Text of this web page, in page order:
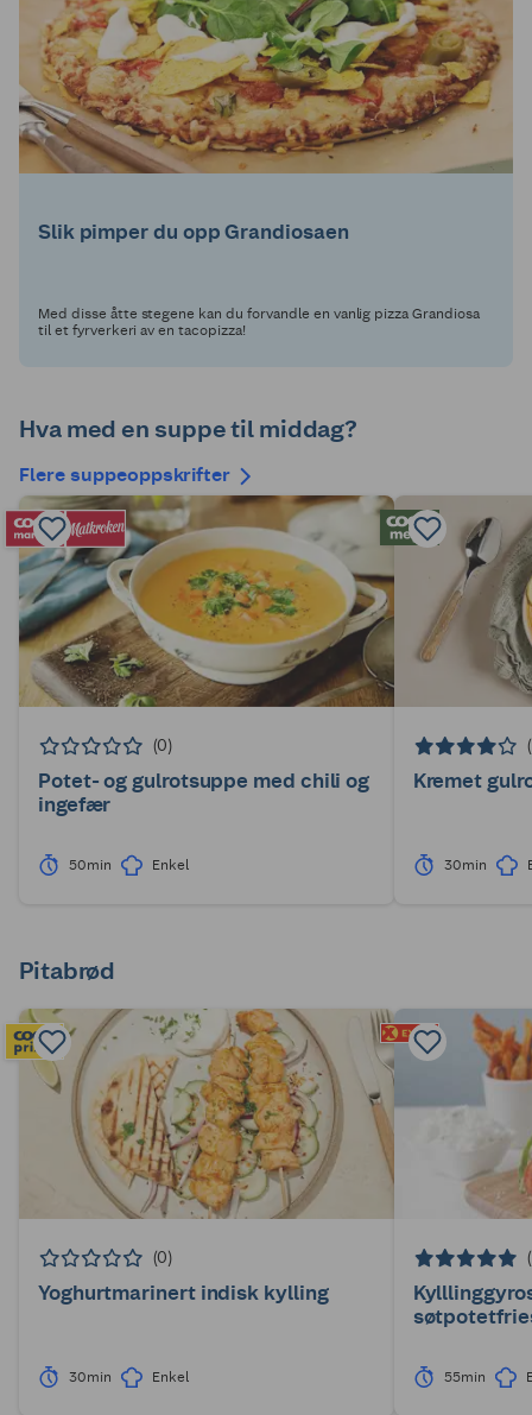
Slik pimper du opp Grandiosaen
Med disse åtte stegene kan du forvandle en vanlig pizza Grandiosa
til et fyrverkeri av en tacopizza!
Hva med en suppe til middag?
Flere suppeoppskrifter
(0)
Potet- og gulrotsuppe med chili og
ingefær
50min Enkel
Kremet
30min
Pitabrød
(0)
Yoghurtmarinert indisk kylling
30min Enkel 55min